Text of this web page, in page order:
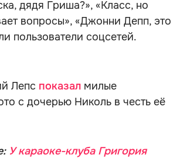
дядя Гриша?», «Класс, но
вопросы», «Джонни Депп, это
пользователи соцсетей.
Лепс показал милые
с дочерью Николь в честь её
У караоке-клуба Григория